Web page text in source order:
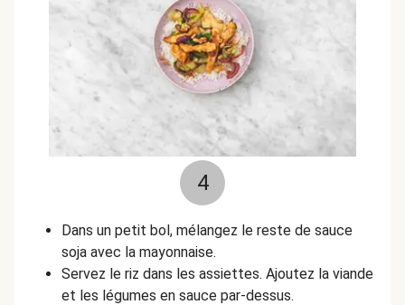
4
Dans un petit bol, mélangez le reste de sauce
soja avec la mayonnaise.
Servez le riz dans les assiettes. Ajoutez la viande
et les légumes en sauce par-dessus.